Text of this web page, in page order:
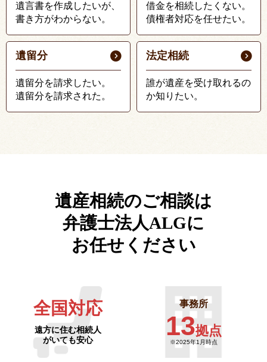
遺言書を作成したいが、
書き方がわからない。
借金を相続したくない。
債権者対応を任せたい。
遺留分
遺留分を請求したい。
遺留分を請求された。
法定相続
誰が遺産を受け取れるの
か知りたい。
遺産相続のご相談は
弁護士法人ALGに
お任せください
全国対応
遠方に住む相続人
がいても安心
事務所
13拠点
※2025年1月時点